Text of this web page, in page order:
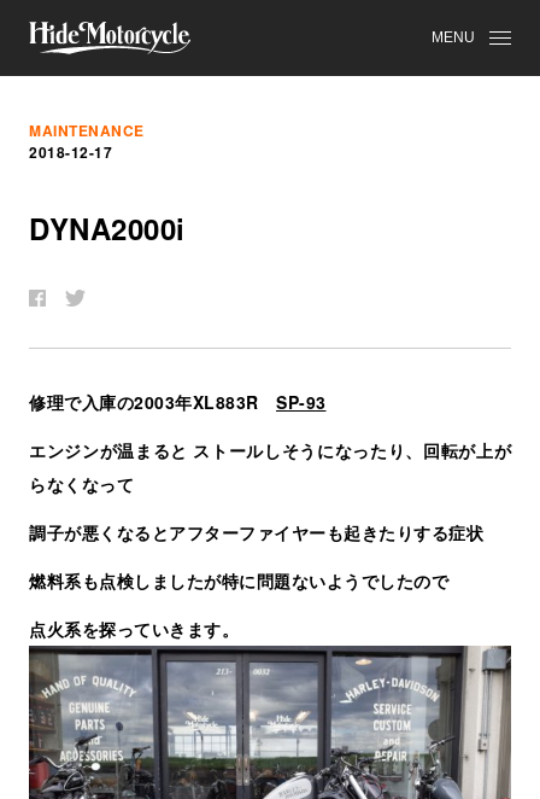
MENU
MAINTENANCE
2018-12-17
DYNA2000i
修理で入庫の2003年XL883R SP-93
エンジンが温まると ストールしそうになったり、回転が上が
らなくなって
調子が悪くなるとアフターファイヤーも起きたりする症状
燃料系も点検しましたが特に問題ないようでしたので
点火系を探っていきます。